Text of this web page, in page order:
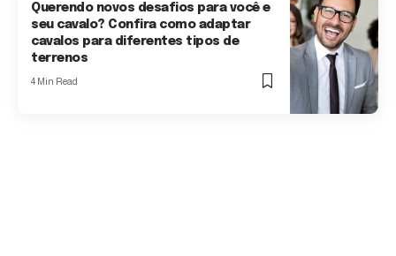
Querendo novos desafios para você e
seu cavalo? Confira como adaptar
cavalos para diferentes tipos de
terrenos
4 Min Read